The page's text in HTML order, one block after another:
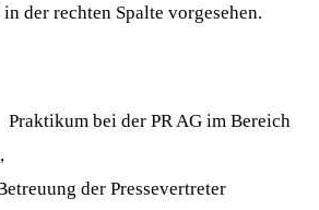
der rechten Spalte vorgesehen.
bei der PR AG im Bereich
Pressevertreter